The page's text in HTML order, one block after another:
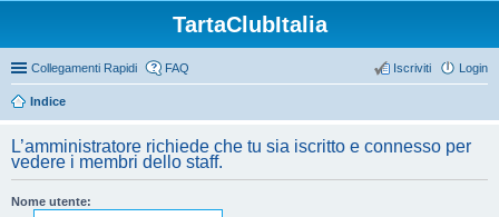
TartaClubItalia
Collegamenti Rapidi FAQ Login
Iscriviti
Indice
L’amministratore richiede che tu sia iscritto e connesso per
vedere i membri dello staff.
Nome utente: